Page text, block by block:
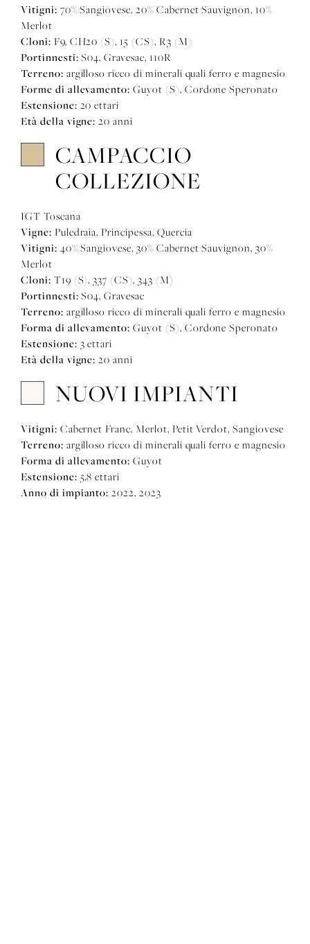
Vitigni: 70% Sangiovese, 20% Cabernet Sauvignon, 10%
Merlot
Cloni: F9, CH20 (S), 15 (CS), R3 (M)
Portinnesti: S04, Gravesac, 110R
Terreno: argilloso ricco di minerali quali ferro e magnesio
Forme di allevamento: Guyot (S), Cordone Speronato
Estensione: 20 ettari
Età della vigne: 20 anni
CAMPACCIO
COLLEZIONE
IGT Toscana
Vigne: Puledraia, Principessa, Quercia
Vitigni: 40% Sangiovese, 30% Cabernet Sauvignon, 30%
Merlot
Cloni: T19 (S), 337 (CS), 343 (M)
Portinnesti: S04, Gravesac
Terreno: argilloso ricco di minerali quali ferro e magnesio
Forma di allevamento: Guyot (S), Cordone Speronato
Estensione: 3 ettari
Età della vigne: 20 anni
NUOVI IMPIANTI
Vitigni: Cabernet Franc, Merlot, Petit Verdot, Sangiovese
Terreno: argilloso ricco di minerali quali ferro e magnesio
Forma di allevamento: Guyot
Estensione: 5,8 ettari
Anno di impianto: 2022, 2023